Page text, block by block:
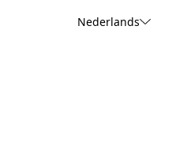
Nederlands